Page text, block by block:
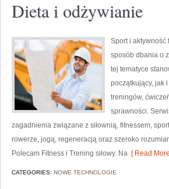
Dieta i odżywianie
Sport i aktywność
sposób dbania o
tej tematyce
początkujący, jak
treningów,
sprawności.
zagadnienia związane z siłownią, fitnessem,
rowerze, jogą, regeneracją oraz szeroko
Polecam Fitness i Trening siłowy. Na [ Read
CATEGORIES: NOWE TECHNOLOGIE